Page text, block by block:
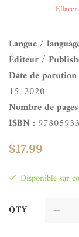
Langue /
Éditeur /
Date de
15, 2020
Nombre de
ISBN :
$17.99
Disponible sur
QTY